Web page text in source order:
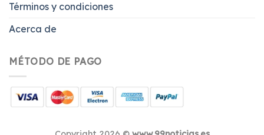
Términos y condiciones
Acerca de
MÉTODO DE PAGO